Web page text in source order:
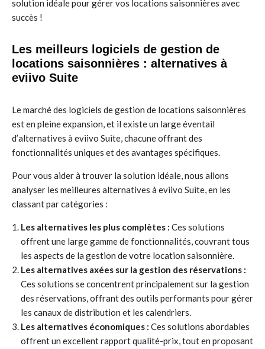
solution idéale pour gérer vos locations saisonnières avec
succès !
Les meilleurs logiciels de gestion de
locations saisonnières : alternatives à
eviivo Suite
Le marché des logiciels de gestion de locations saisonnières
est en pleine expansion, et il existe un large éventail
d’alternatives à eviivo Suite, chacune offrant des
fonctionnalités uniques et des avantages spécifiques.
Pour vous aider à trouver la solution idéale, nous allons
analyser les meilleures alternatives à eviivo Suite, en les
classant par catégories :
Les alternatives les plus complètes : Ces solutions
offrent une large gamme de fonctionnalités, couvrant tous
les aspects de la gestion de votre location saisonnière.
Les alternatives axées sur la gestion des réservations :
Ces solutions se concentrent principalement sur la gestion
des réservations, offrant des outils performants pour gérer
les canaux de distribution et les calendriers.
Les alternatives économiques : Ces solutions abordables
offrent un excellent rapport qualité-prix, tout en proposant